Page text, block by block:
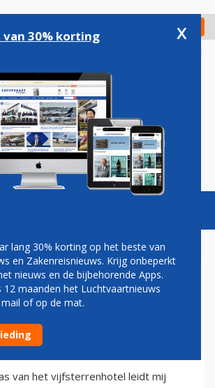
Check in
Podcasts Vacatures
EIJK: UITVERKOOP
van het vijfsterrenhotel leidt mij
30% korting x
lang 30% korting op het beste van
en Zakenreisnieuws. Krijg onbeperkt
nieuws en de bijbehorende Apps.
12 maanden het Luchtvaartnieuws
of op de mat.